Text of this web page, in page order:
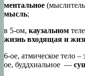
ментальное
мысль;
в 5-ом, каузальном
жизнь входящая и
6-ое, атмическое тело –
ое, буддхиальное —